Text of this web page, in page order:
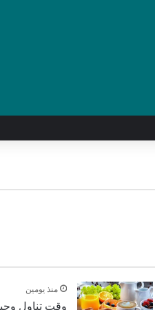
منذ يومين
وقت تناول